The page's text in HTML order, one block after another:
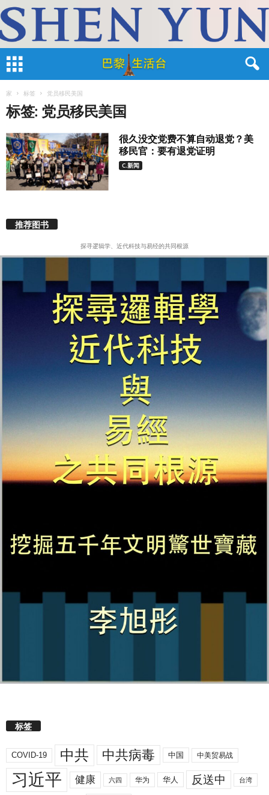
家 标签 党员移民美国
标签: 党员移民美国
很久没交党费不算自动退党？美
移民官：要有退党证明
C.新闻
推荐图书
探寻逻辑学、近代科技与易经的共同根源
标签
COVID-19 中共 中共病毒 中国 中美贸易战
习近平 健康 六四 华为 华人 反送中 台湾